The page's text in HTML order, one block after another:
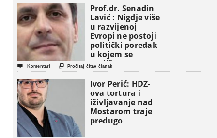
Prof.dr. Senadin
Lavić : Nigdje više
u razvijenoj
Evropi ne postoji
politički poredak
u kojem se
etničke grupe
pojavljuju kao
osnovne
političke jedinice
 Komentari  Pročitaj čitav članak
Ivor Perić: HDZ-
ova tortura i
iživljavanje nad
Mostarom traje
predugo